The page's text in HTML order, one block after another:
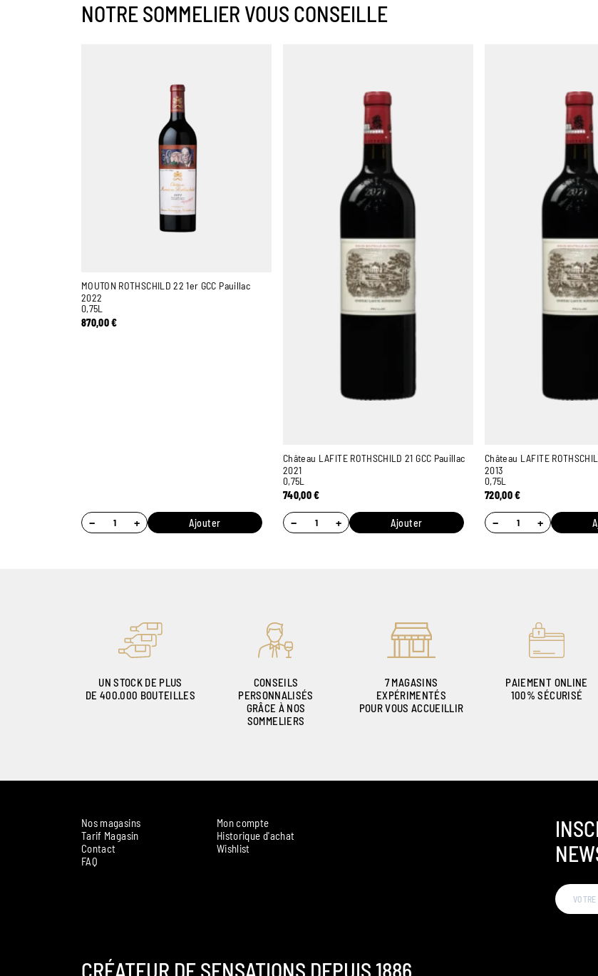
NOTRE SOMMELIER VOUS CONSEILLE
MOUTON ROTHSCHILD 22 1er GCC Pauillac
2022
0,75L
870,00€
− + Ajouter
Château LAFITE ROTHSCHILD 21 GCC Pauillac
2021
0,75L
740,00€
− + Ajouter
Château LAFITE
2013
0,75L
720,00€
− +
UN STOCK DE PLUS
DE 400.000 BOUTEILLES
CONSEILS
PERSONNALISÉS
GRÂCE À NOS
SOMMELIERS
7 MAGASINS
EXPÉRIMENTÉS
POUR VOUS ACCUEILLIR
PAIEMENT ONLINE
100% SÉCURISÉ
Nos magasins
Tarif Magasin
Contact
FAQ
Mon compte
Historique d'achat
Wishlist
CRÉATEUR DE SENSATIONS DEPUIS 1886